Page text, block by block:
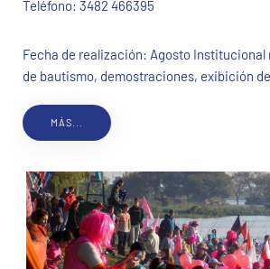
Teléfono: 3482 466395
Fecha de realización: Agosto Institucional
de bautismo, demostraciones, exibición
MÁS...